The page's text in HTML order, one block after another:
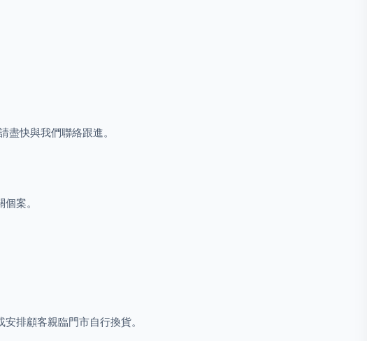
快與我們聯絡跟進。
案。
排顧客親臨門市自行換貨。